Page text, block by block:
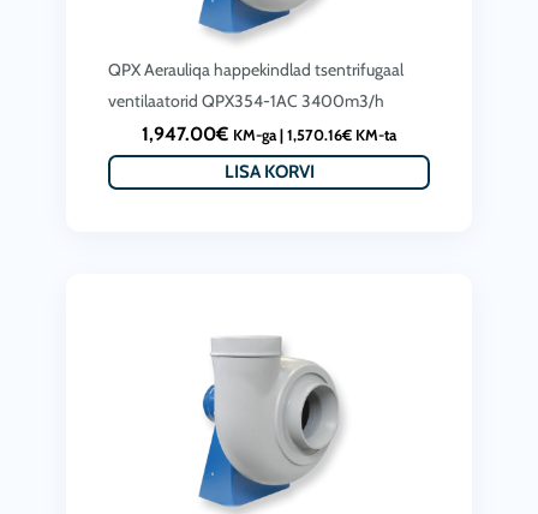
QPX Aerauliqa happekindlad tsentrifugaal
ventilaatorid QPX354-1AC 3400m3/h
1,947.00€ KM-ga | 1,570.16€ KM-ta
LISA KORVI